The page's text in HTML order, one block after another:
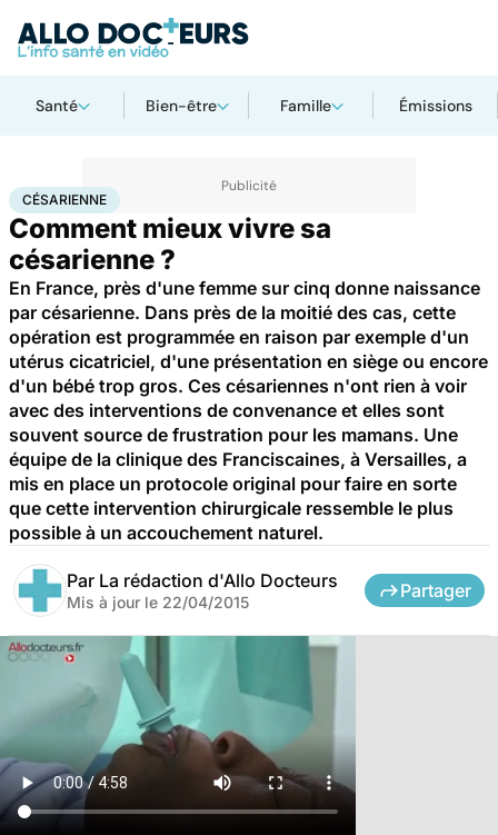
Santé Bien-être Famille Émissions
AccueilSantéCésarienne
CÉSARIENNE
Comment mieux vivre sa
césarienne ?
En France, près d'une femme sur cinq donne naissance
par césarienne. Dans près de la moitié des cas, cette
opération est programmée en raison par exemple d'un
utérus cicatriciel, d'une présentation en siège ou encore
d'un bébé trop gros. Ces césariennes n'ont rien à voir
avec des interventions de convenance et elles sont
souvent source de frustration pour les mamans. Une
équipe de la clinique des Franciscaines, à Versailles, a
mis en place un protocole original pour faire en sorte
que cette intervention chirurgicale ressemble le plus
possible à un accouchement naturel.
Par La rédaction d'Allo Docteurs
Mis à jour le 22/04/2015
Partager